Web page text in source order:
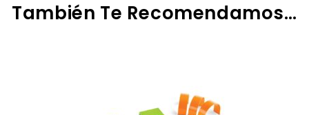
También Te Recomendamos…